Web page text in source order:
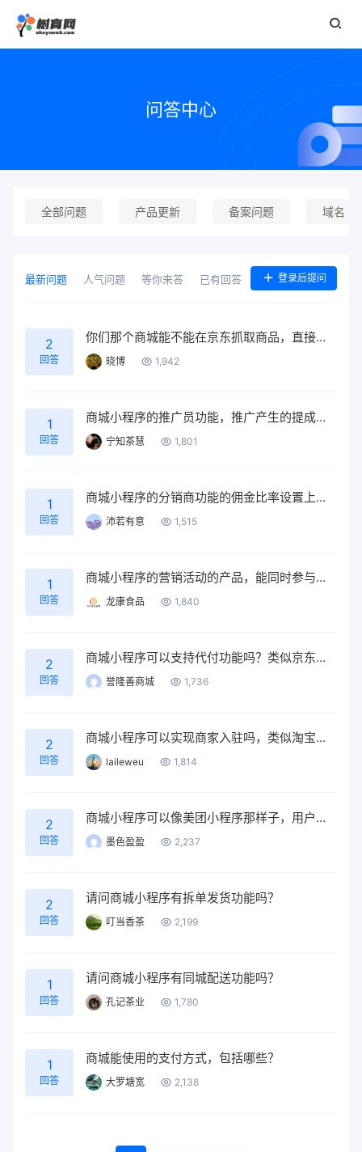
问答中心
全部问题 产品更新 备案问题 域名
最新问题 人气问题 等你来答 已有回答 登录后提问
2
回答
你们那个商城能不能在京东抓取商品，直接上架？
晓博 1,942
1
回答
商城小程序的推广员功能，推广产生的提成，推广员可以在小程序上自动提现吗？然后提现到哪里的？
宁知茶慧 1,801
1
回答
商城小程序的分销商功能的佣金比率设置上是否有什么限制？
沛若有意 1,515
1
回答
商城小程序的营销活动的产品，能同时参与推广员/分销商的活动吗？
龙康食品 1,840
2
回答
商城小程序可以支持代付功能吗？类似京东那样子，可以直接分享支付链接给其他人支付。
誉隆善商城 1,736
2
回答
商城小程序可以实现商家入驻吗，类似淘宝那种模式
laileweu 1,814
2
回答
商城小程序可以像美团小程序那样子，用户下单后，收银台可以直接打单出来吗
墨色盈盈 2,237
2
回答
请问商城小程序有拆单发货功能吗？
叮当香茶 2,199
1
回答
请问商城小程序有同城配送功能吗？
孔记茶业 1,780
1
回答
商城能使用的支付方式，包括哪些？
大罗塘宽 2,138